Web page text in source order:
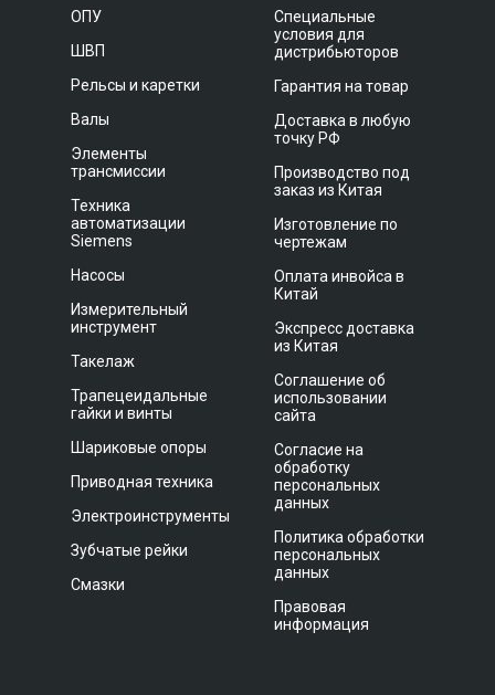
ОПУ
ШВП
Рельсы и каретки
Валы
Элементы
трансмиссии
Техника
автоматизации
Siemens
Насосы
Измерительный
инструмент
Такелаж
Трапецеидальные
гайки и винты
Шариковые опоры
Приводная техника
Электроинструменты
Зубчатые рейки
Смазки
Специальные
условия для
дистрибьюторов
Гарантия на товар
Доставка в любую
точку РФ
Производство под
заказ из Китая
Изготовление по
чертежам
Оплата инвойса в
Китай
Экспресс доставка
из Китая
Соглашение об
использовании
сайта
Согласие на
обработку
персональных
данных
Политика обработки
персональных
данных
Правовая
информация